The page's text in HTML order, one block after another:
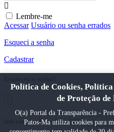
Lembre-me
Acessar Usuário ou senha errados
Esqueci a senha
Cadastrar
Informe seu E-mail ou CPF
Política de Cookies,
de Proteção
O(a) Portal da Transparência -
Patos-Ma utiliza cookies para